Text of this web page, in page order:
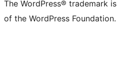
The WordPress® trademark
of the WordPress Foundation.